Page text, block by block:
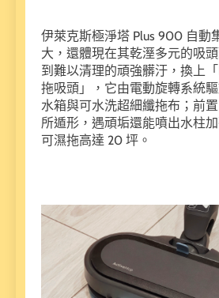
伊萊克斯極淨塔 Plus 900 自動
大，還體現在其乾溼多元的吸
到難以清理的頑強髒汙，換上
拖吸頭」，它由電動旋轉系統
水箱與可水洗超細纖拖布；前
所遁形，遇頑垢還能噴出水柱
可濕拖高達 20 坪。